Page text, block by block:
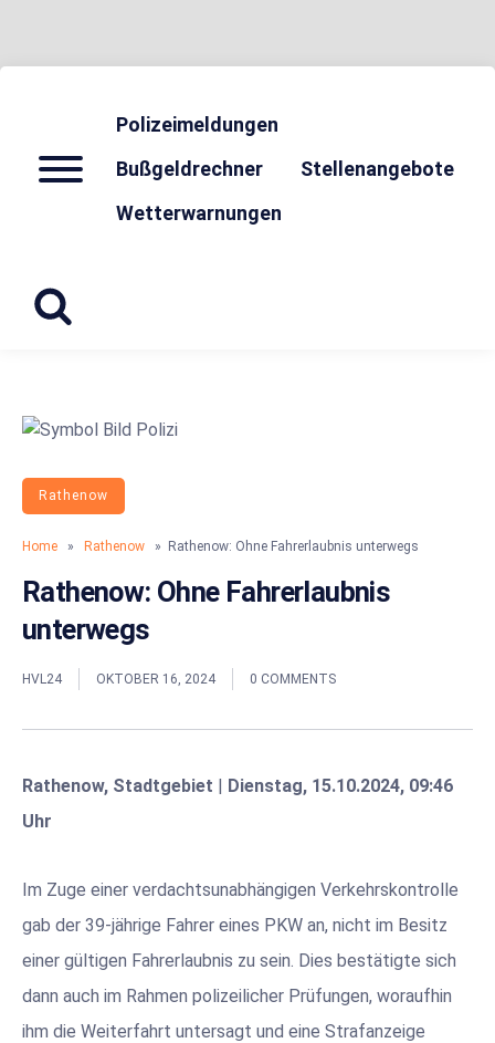
BLAULICHT HAVELLAND
Menu
Polizeimeldungen
Bußgeldrechner
Stellenangebote
Wetterwarnungen
Rathenow
Home » Rathenow » Rathenow: Ohne Fahrerlaubnis unterwegs
Rathenow: Ohne Fahrerlaubnis
unterwegs
HVL24 OKTOBER 16, 2024 0 COMMENTS
Rathenow, Stadtgebiet | Dienstag, 15.10.2024, 09:46
Uhr
Im Zuge einer verdachtsunabhängigen Verkehrskontrolle
gab der 39-jährige Fahrer eines PKW an, nicht im Besitz
einer gültigen Fahrerlaubnis zu sein. Dies bestätigte sich
dann auch im Rahmen polizeilicher Prüfungen, woraufhin
ihm die Weiterfahrt untersagt und eine Strafanzeige